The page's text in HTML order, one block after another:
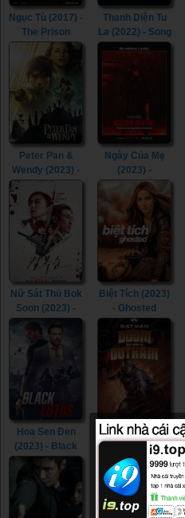
Ngục Tù (2017) -
The Prison
(2017)
Thanh Diện Tu
La (2022) - Song
of the
Assassins
(2022)
Peter Pan &
Wendy (2023) -
Peter Pan &
Wendy (2023)
Ngày Của Mẹ
(2023) -
Mother's Day
(2023)
Nữ Sát Thủ Bok
Soon (2023) -
(2023)
Biệt Tích (2023)
- Ghosted
(2023)
Hoa Sen Đen
(2023) - Black
Lotus (2023)
Người Dơi:
Gotham Diệt
Vong (2023) -
Batman: The
Doom That
Came to